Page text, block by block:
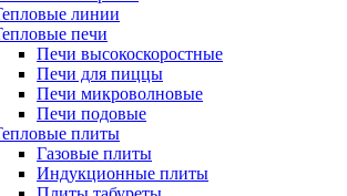
линии
печи
Печи высокоскоростные
Печи для пиццы
Печи микроволновые
Печи подовые
плиты
Газовые плиты
Индукционные плиты